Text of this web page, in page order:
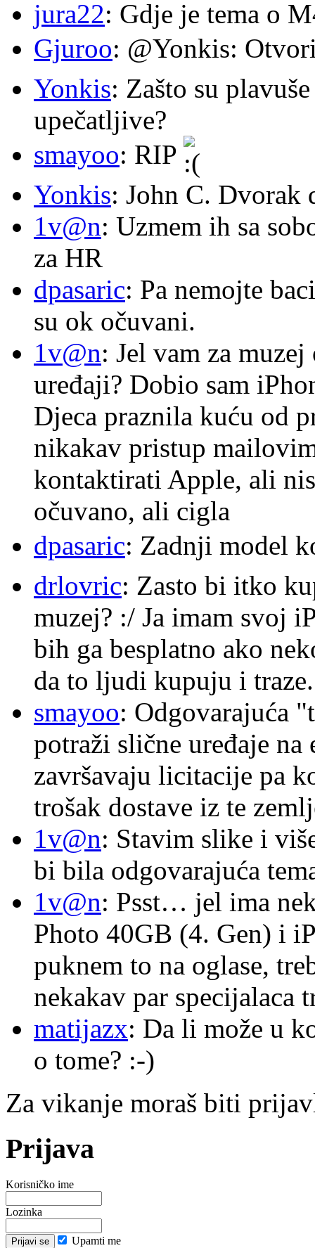
jura22: Gdje je tema o
Gjuroo: @Yonkis:
Yonkis: Zašto su
upečatljive?
smayoo: RIP
Yonkis: John C. Dvorak
1v@n: Uzmem ih sa
za HR
dpasaric: Pa nemojte
su ok očuvani.
1v@n: Jel vam za
uređaji? Dobio sam
Djeca praznila kuću od
nikakav pristup
kontaktirati Apple, ali
očuvano, ali cigla
dpasaric: Zadnji model
drlovric: Zasto bi itko
muzej? :/ Ja imam svoj
bih ga besplatno ako
da to ljudi kupuju i traze.
smayoo: Odgovarajuća
potraži slične uređaje
završavaju licitacije pa
trošak dostave iz te
1v@n: Stavim slike i
bi bila odgovarajuća
1v@n: Psst… jel ima
Photo 40GB (4. Gen) i
puknem to na oglase,
nekakav par
matijazx: Da li može u
o tome? :-)
Za vikanje moraš biti
Prijava
Korisničko ime
Lozinka
Upamti me